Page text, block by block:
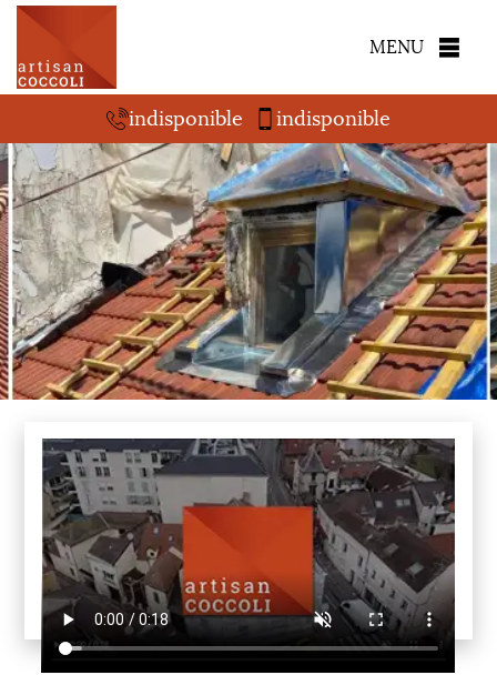
MENU
indisponible indisponible